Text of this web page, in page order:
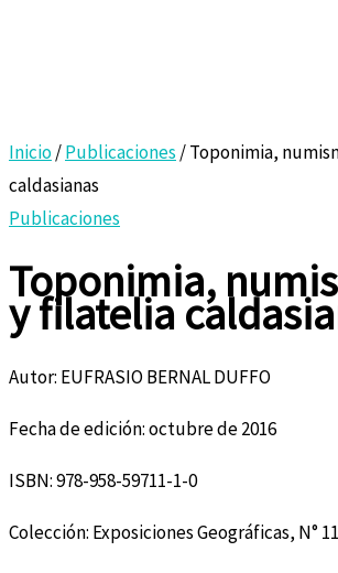
Inicio/Publicaciones/ Toponimia,
caldasianas
Publicaciones
Toponimia,
y filatelia
Autor: EUFRASIO BERNAL DUFFO
Fecha de edición: octubre de 2016
ISBN: 978-958-59711-1-0
Colección: Exposiciones Geográficas, N° 11